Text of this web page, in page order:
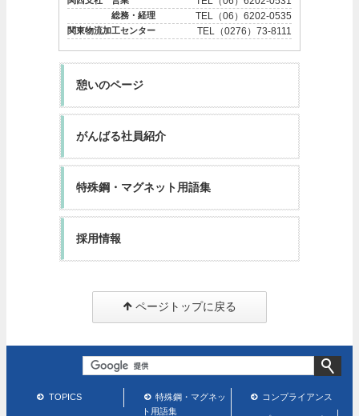
総務・経理 TEL（06）6202-0535
関東物流加工センター TEL（0276）73-8111
憩いのページ
がんばる社員紹介
特殊鋼・マグネット用語集
採用情報
ページトップに戻る
TOPICS
特殊鋼・マグネッ
ト用語集
コンプライアンス